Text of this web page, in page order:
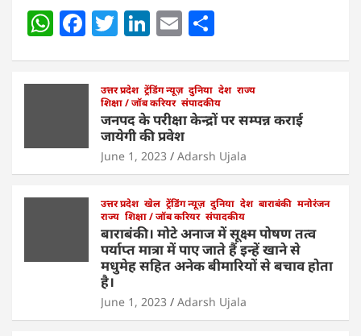
W
at
p
p
F
c
b
o
o
k
T
er
Li
e
dI
n
E
l e
उत्तर प्रदेश ट्रेंडिंग न्यूज़ दुनिया देश राज्य
शिक्षा / जॉब करियर संपादकीय
जनपद के परीक्षा केन्द्रों पर सम्पन्न कराई
जायेगी की प्रवेश
June 1, 2023 Adarsh Ujala
उत्तर प्रदेश खेल ट्रेंडिंग न्यूज़ दुनिया देश बाराबंकी मनोरंजन
राज्य शिक्षा / जॉब करियर संपादकीय
बाराबंकी। मोटे अनाज में सूक्ष्म पोषण तत्व
पर्याप्त मात्रा में पाए जाते हैं इन्हें खाने से
मधुमेह सहित अनेक बीमारियों से बचाव होता
है।
June 1, 2023 Adarsh Ujala